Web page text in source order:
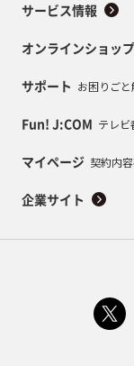
サービス情報
オンラインショップ
サポート お困りご
Fun! J:COM テレ
マイページ 契約内
企業サイト